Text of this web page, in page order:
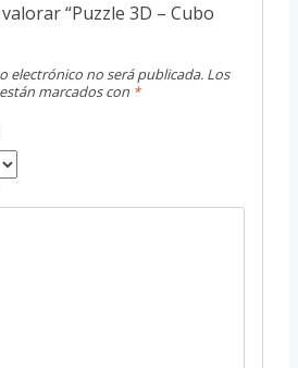
“Puzzle 3D – Cubo
electrónico no será publicada. Los
marcados con *